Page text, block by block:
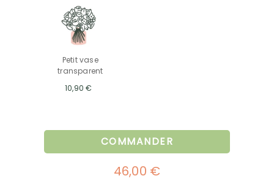
Petit vase
transparent
10,90 €
COMMANDER
46,00 €